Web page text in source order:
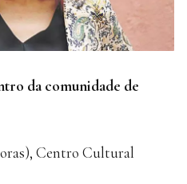
da comunidade de
Centro Cultural